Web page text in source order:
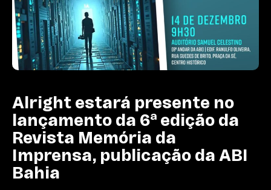
Alright estará presente no
lançamento da 6ª edição da
Revista Memória da
Imprensa, publicação da ABI
Bahia